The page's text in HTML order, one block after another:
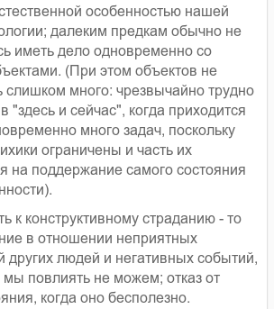
особенностью нашей
далеким предкам обычно не
иметь дело одновременно со
(При этом объектов не
слишком много: чрезвычайно трудно
"здесь и сейчас", когда приходится
много задач, поскольку
ограничены и часть их
на поддержание самого состояния
к конструктивному страданию - то
в отношении неприятных
других людей и негативных cобытий,
мы повлиять не можем; отказ от
когда оно бесполезно.